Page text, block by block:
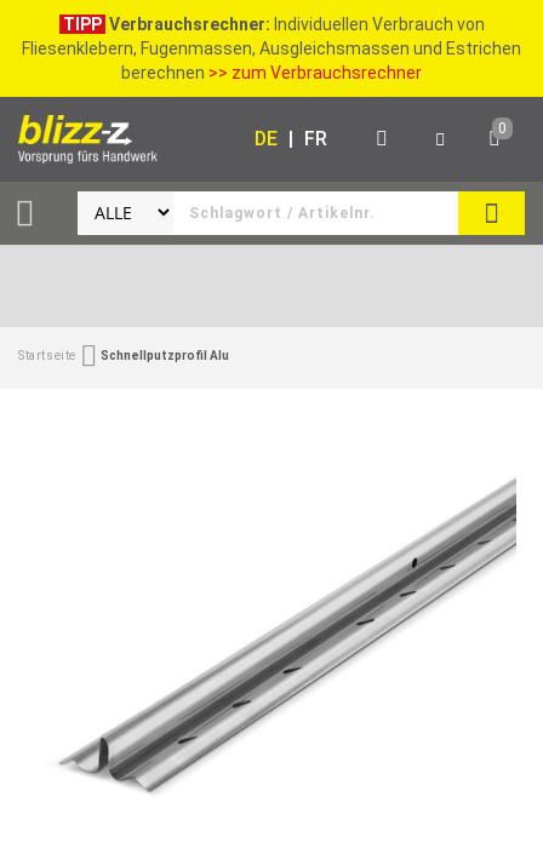
TIPP Verbrauchsrechner: Individuellen Verbrauch von
Fliesenklebern, Fugenmassen, Ausgleichsmassen und Estrichen
berechnen >> zum Verbrauchsrechner
SUCHE
DE | FR 0
Startseite Schnellputzprofil Alu